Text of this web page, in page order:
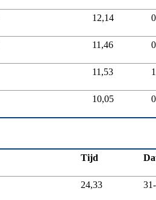
12,14
11,46
11,53
10,05
Tijd
24,33